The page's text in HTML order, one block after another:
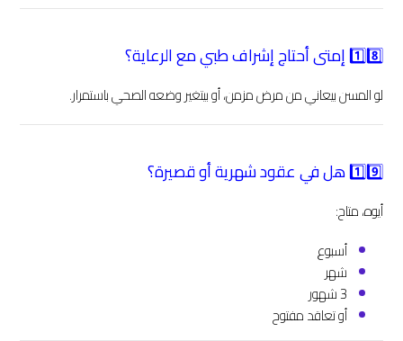
1️⃣8️⃣ إمتى أحتاج إشراف طبي مع الرعاية؟
لو المسن بيعاني من مرض مزمن، أو بيتغير وضعه الصحي باستمرار.
1️⃣9️⃣ هل في عقود شهرية أو قصيرة؟
أيوه، متاح:
أسبوع
شهر
3 شهور
أو تعاقد مفتوح